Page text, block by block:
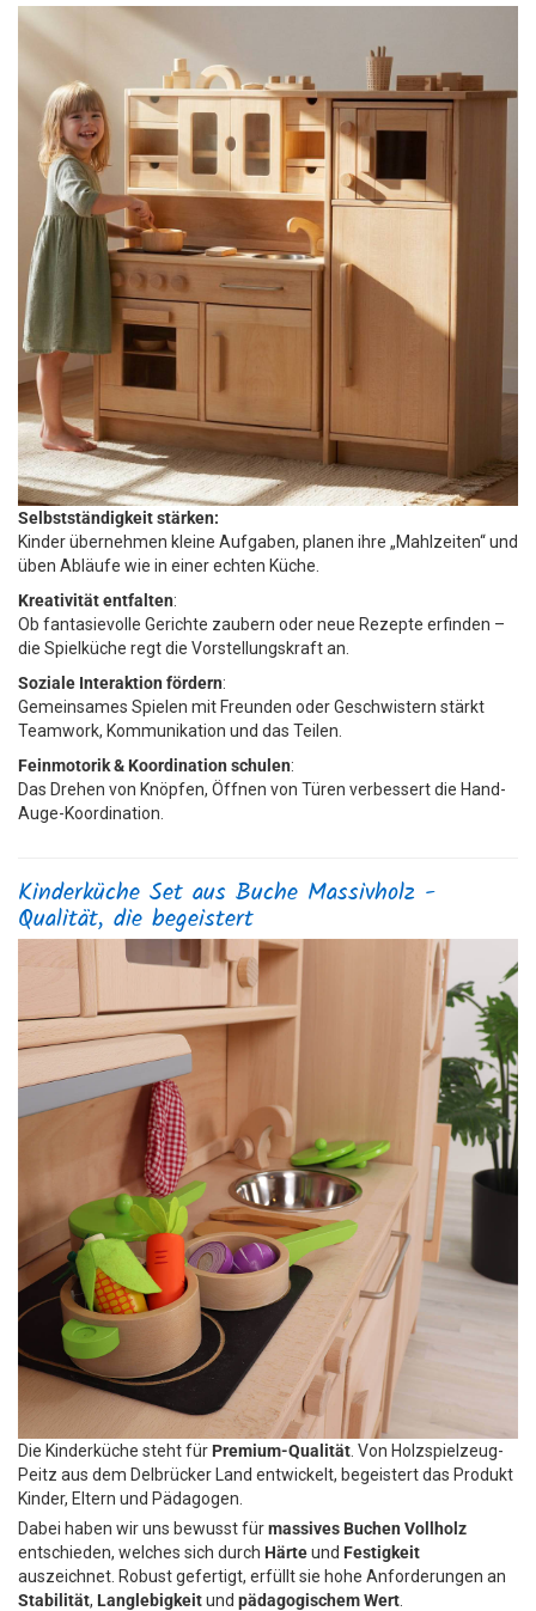
Selbstständigkeit stärken:
Kinder übernehmen kleine Aufgaben, planen ihre „Mahlzeiten“ und
üben Abläufe wie in einer echten Küche.
Kreativität entfalten:
Ob fantasievolle Gerichte zaubern oder neue Rezepte erfinden –
die Spielküche regt die Vorstellungskraft an.
Soziale Interaktion fördern:
Gemeinsames Spielen mit Freunden oder Geschwistern stärkt
Teamwork, Kommunikation und das Teilen.
Feinmotorik & Koordination schulen:
Das Drehen von Knöpfen, Öffnen von Türen verbessert die Hand-
Auge-Koordination.
Kinderküche Set aus Buche Massivholz -
Qualität, die begeistert
Die Kinderküche steht für Premium-Qualität . Von Holzspielzeug-
Peitz aus dem Delbrücker Land entwickelt, begeistert das Produkt
Kinder, Eltern und Pädagogen.
Dabei haben wir uns bewusst fürmassives Buchen Vollholz
entschieden, welches sich durch Härteund Festigkeit
auszeichnet. Robust gefertigt, erfüllt sie hohe Anforderungen an
Stabilität, Langlebigkeitund pädagogischem Wert